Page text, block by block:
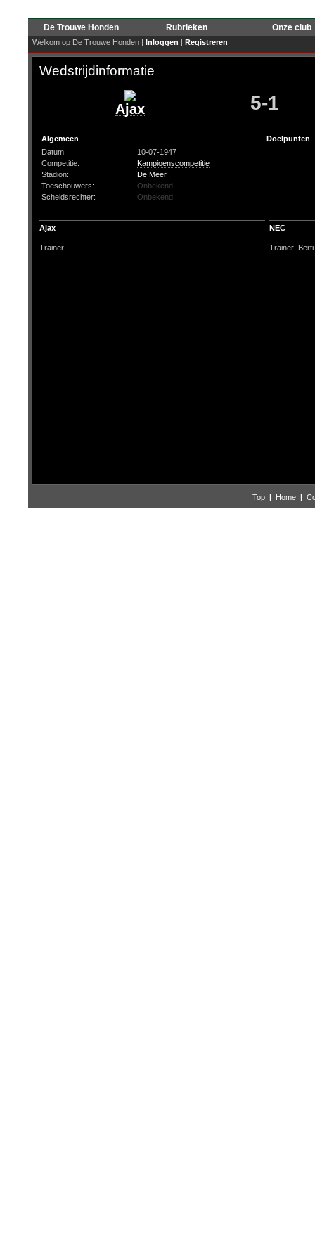
De Trouwe Honden Rubrieken Onze club
Welkom op De Trouwe Honden | Inloggen | Registreren
Wedstrijdinformatie
Ajax 5-1
Algemeen
Datum:
10-07-1947
Competitie:
Kampioenscompetitie
Stadion:
De Meer
Toeschouwers:
Onbekend
Scheidsrechter:
Onbekend
Doelpunten
Ajax NEC
Trainer: Trainer:
Top | Home |